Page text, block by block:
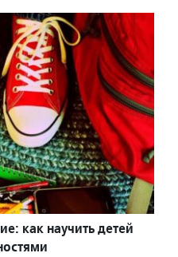
как научить детей